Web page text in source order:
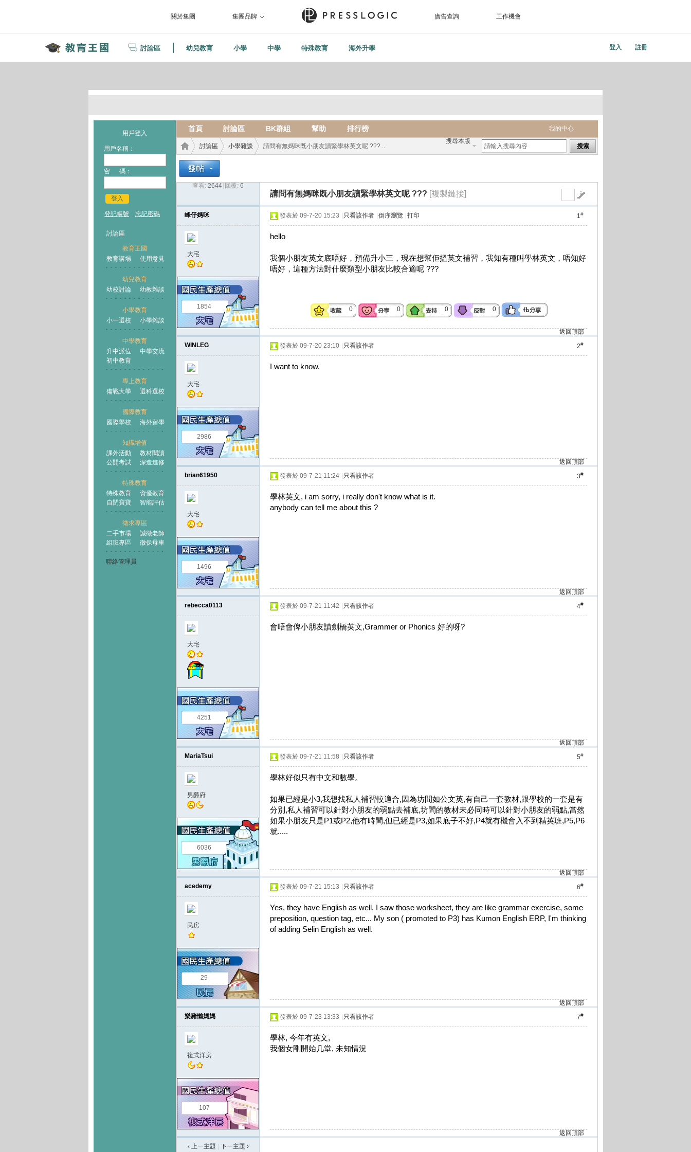
關於集團 集團品牌 廣告查詢 工作機會
討論區 幼兒教育 小學 中學 特殊教育 海外升學 登入 註冊
用戶登入
用戶名稱：
密 碼：
登入
登記帳號 忘記密碼
討論區
教育王國
教育講場
使用意見
幼兒教育
幼校討論
幼教雜談
小學教育
小一選校
小學雜談
中學教育
升中派位
中學交流
初中教育
專上教育
備戰大學
選科選校
國際教育
國際學校
海外留學
知識增值
課外活動
教材閱讀
公開考試
深造進修
特殊教育
特殊教育
資優教育
自閉寶寶
智能評估
徵求專區
二手市場
誠徵老師
組班專區
徵保母車
聯絡管理員
我的中心
首頁 討論區 BK群組 幫助 排行榜
搜尋本版
搜索
王國
討論區 小學雜談 請問有無媽咪既小朋友讀緊學林英文呢 ??? ...
查看: 2644 回覆: 6
請問有無媽咪既小朋友讀緊學林英文呢 ??? [複製鏈接]
峰仔媽咪
大宅
1854
1#
發表於 09-7-20 15:23 只看該作者 倒序瀏覽 打印
hello
我個小朋友英文底唔好，預備升小三，現在想幫佢搵英文補習，我知有種叫學林英文，唔知好
唔好，這種方法對什麼類型小朋友比較合適呢 ???
0 0 0 0
返回頂部
WINLEG
大宅
2986
2#
發表於 09-7-20 23:10 只看該作者
I want to know.
返回頂部
brian61950
大宅
1496
3#
發表於 09-7-21 11:24 只看該作者
學林英文, i am sorry, i really don't know what is it.
anybody can tell me about this ?
返回頂部
rebecca0113
大宅
4251
4#
發表於 09-7-21 11:42 只看該作者
會唔會俾小朋友謮劍橋英文,Grammer or Phonics 好的呀?
返回頂部
MariaTsui
男爵府
6036
5#
發表於 09-7-21 11:58 只看該作者
學林好似只有中文和數學。
如果已經是小3,我想找私人補習較適合,因為坊間如公文英,有自己一套教材,跟學校的一套是有
分別,私人補習可以針對小朋友的弱點去補底,坊間的教材未必同時可以針對小朋友的弱點,當然
如果小朋友只是P1或P2,他有時間,但已經是P3,如果底子不好,P4就有機會入不到精英班,P5,P6
就.....
返回頂部
acedemy
民房
29
6#
發表於 09-7-21 15:13 只看該作者
Yes, they have English as well. I saw those worksheet, they are like grammar exercise, some
preposition, question tag, etc... My son ( promoted to P3) has Kumon English ERP, I'm thinking
of adding Selin English as well.
返回頂部
樂豬懶媽媽
複式洋房
107
7#
發表於 09-7-23 13:33 只看該作者
學林, 今年有英文,
我個女剛開始几堂, 未知情況
返回頂部
‹ 上一主題
下一主題 ›